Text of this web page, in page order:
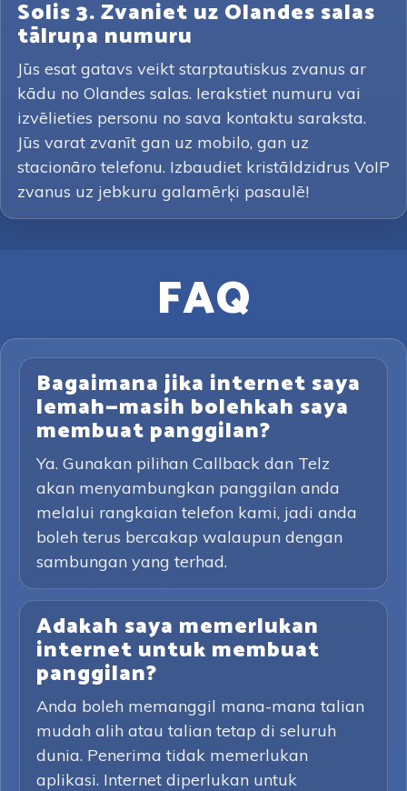
Solis 3. Zvaniet uz Olandes salas
tālruņa numuru
Jūs esat gatavs veikt starptautiskus zvanus ar
kādu no Olandes salas. Ierakstiet numuru vai
izvēlieties personu no sava kontaktu saraksta.
Jūs varat zvanīt gan uz mobilo, gan uz
stacionāro telefonu. Izbaudiet kristāldzidrus VoIP
zvanus uz jebkuru galamērķi pasaulē!
FAQ
Bagaimana jika internet saya
lemah—masih bolehkah saya
membuat panggilan?
Ya. Gunakan pilihan Callback dan Telz
akan menyambungkan panggilan anda
melalui rangkaian telefon kami, jadi anda
boleh terus bercakap walaupun dengan
sambungan yang terhad.
Adakah saya memerlukan
internet untuk membuat
panggilan?
Anda boleh memanggil mana-mana talian
mudah alih atau talian tetap di seluruh
dunia. Penerima tidak memerlukan
aplikasi. Internet diperlukan untuk